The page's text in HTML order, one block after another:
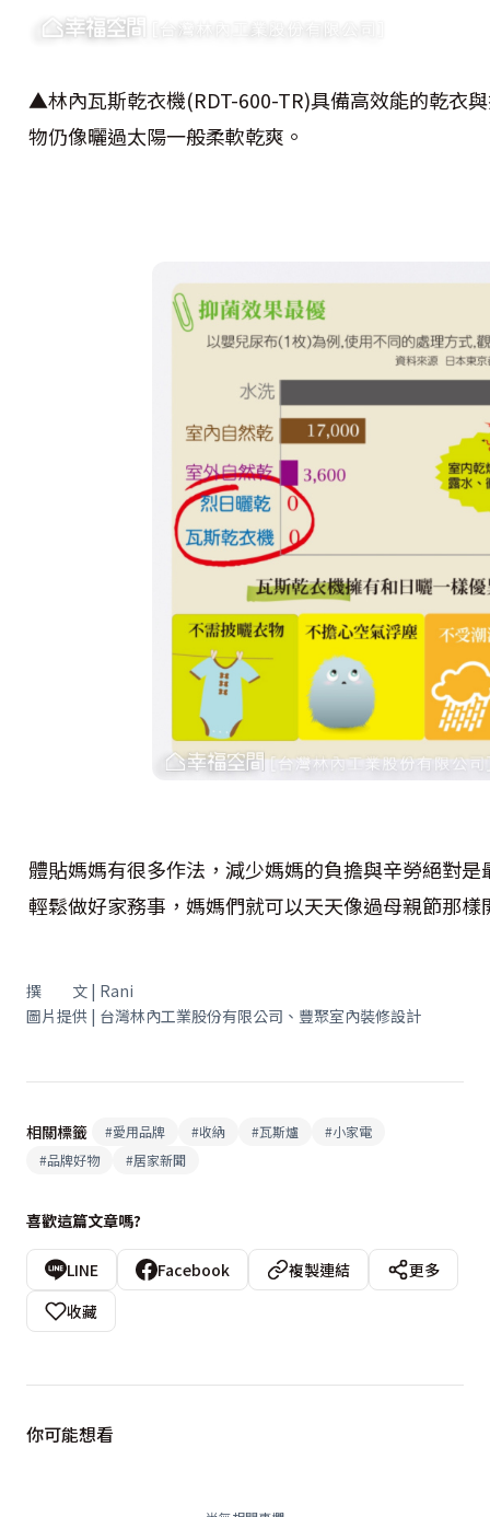
▲林內瓦斯乾衣機(RDT-600-TR)具備高效能的乾衣
物仍像曬過太陽一般柔軟乾爽。
體貼媽媽有很多作法，減少媽媽的負擔與辛勞絕對
輕鬆做好家務事，媽媽們就可以天天像過母親節那樣
撰 文 | Rani
圖片提供 | 台灣林內工業股份有限公司、豐聚室內裝修設計
相關標籤 #愛用品牌 #收納 #瓦斯爐 #小家電
#品牌好物 #居家新聞
喜歡這篇文章嗎?
LINE Facebook 複製連結
更多
收藏
你可能想看